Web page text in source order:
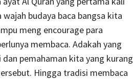
budaya baca bangsa kita
meng encourage para
membaca. Adakah yang
pemahaman kita yang kurang
Hingga tradisi membaca